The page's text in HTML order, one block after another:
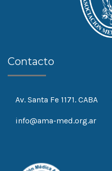
Contacto
Av. Santa Fe 1171. CABA
info@ama-med.org.ar